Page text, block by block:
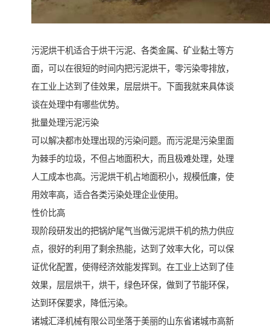
污泥烘干机适合于烘干污泥、各类金属、矿业黏土等方
面，可以在很短的时间内把污泥烘干，零污染零排放，
在工业上达到了佳效果，层层烘干。下面我就来具体谈
谈在处理中有哪些优势。
批量处理污泥污染
可以解决都市处理出现的污染问题。而污泥是污染里面
为棘手的垃圾，不但占地面积大，而且极难处理，处理
人工成本也高。污泥烘干机占地面积小，规模低廉，使
用效率高，适合各类污染处理企业使用。
性价比高
现阶段研发出的把锅炉尾气当做污泥烘干机的热力供应
点，很好的利用了剩余热能，达到了效率大化，可以保
证优化配置，使得经济效能发挥到。在工业上达到了佳
效果，层层烘干，烘干，绿色环保，做到了节能环保，
达到环保要求，降低污染。
诸城汇泽机械有限公司坐落于美丽的山东省诸城市高新